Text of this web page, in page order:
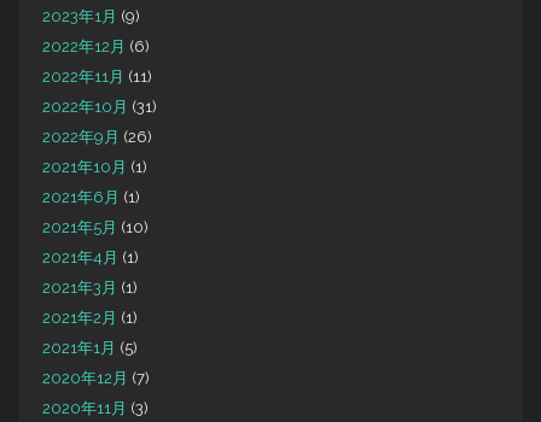
2023年1月 (9)
2022年12月 (6)
2022年11月 (11)
2022年10月 (31)
2022年9月 (26)
2021年10月 (1)
2021年6月 (1)
2021年5月 (10)
2021年4月 (1)
2021年3月 (1)
2021年2月 (1)
2021年1月 (5)
2020年12月 (7)
2020年11月 (3)